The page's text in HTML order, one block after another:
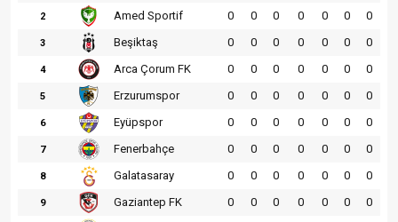
2 Amed Sportif 0 0 0 0 0 0 0
3 Beşiktaş 0 0 0 0 0 0 0
4 Arca Çorum FK 0 0 0 0 0 0 0
5 Erzurumspor 0 0 0 0 0 0 0
6 Eyüpspor 0 0 0 0 0 0 0
7 Fenerbahçe 0 0 0 0 0 0 0
8 Galatasaray 0 0 0 0 0 0 0
9 Gaziantep FK 0 0 0 0 0 0 0